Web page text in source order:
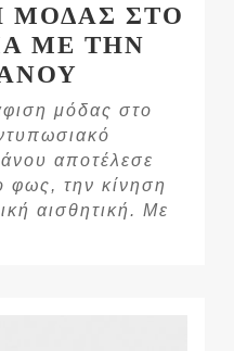
ΜΟΔΑΣ ΣΤΟ
ΜΕ ΤΗΝ
μόδας στο
αποτέλεσε
την κίνηση
αισθητική. Με